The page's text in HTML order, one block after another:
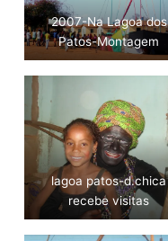
2007-Na Lagoa dos
Patos-Montagem
lagoa patos-d.chica
recebe visitas